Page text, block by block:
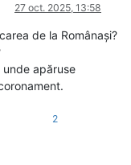
27 oct. 2025, 13:58
de la Românași?
apăruse
2